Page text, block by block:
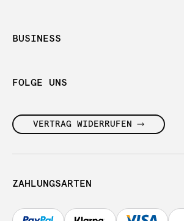
BUSINESS
FOLGE UNS
VERTRAG WIDERRUFEN
ZAHLUNGSARTEN